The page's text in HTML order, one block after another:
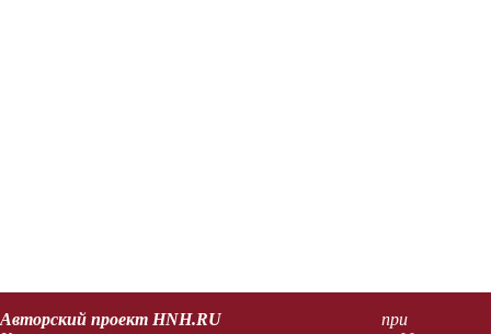
Авторский проект HNH.RU
при